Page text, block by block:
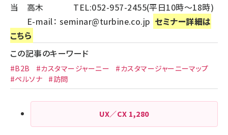
当 高木 TEL:052-957-2455(平日10時～18時)
E-mail： seminar@turbine.co.jp セミナー詳細は
こちら
この記事のキーワード
#B2B #カスタマージャーニー
#カスタマージャーニーマップ
#ペルソナ
#訪問
UX／CX 1,280